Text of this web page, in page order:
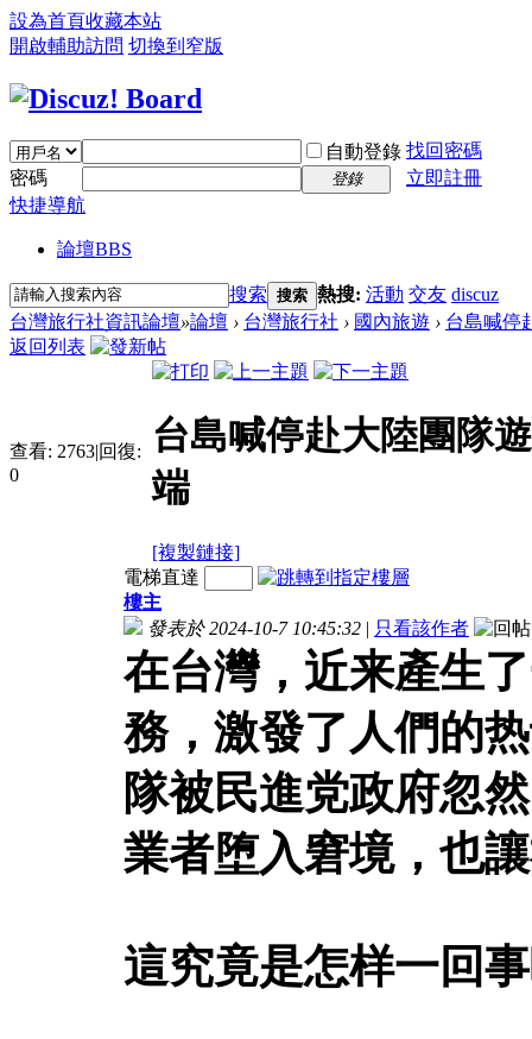
設為首頁收藏本站
開啟輔助訪問 切換到窄版
自動登錄 找回密碼
密碼
登錄
立即註冊
快捷導航
論壇BBS
搜索 搜索 熱搜: 活動 交友 discuz
台灣旅行社資訊論壇»論壇 › 台灣旅行社 › 國內旅遊 › 台島喊停
返回列表
查看: 2763|回復:
0
台島喊停赴大陸團隊
端
[複製鏈接]
電梯直達
樓主
發表於 2024-10-7 10:45:32 | 只看該作者
在台灣，近来產生
務，激發了人們的
隊被民進党政府忽
業者堕入窘境，也
這究竟是怎样一回